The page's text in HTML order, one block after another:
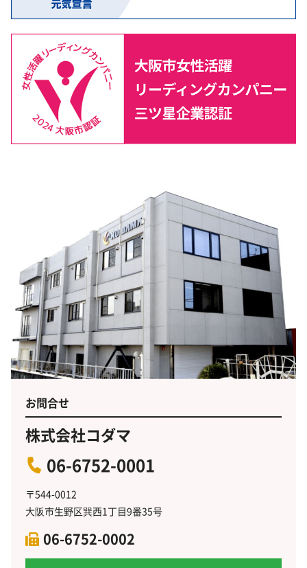
お問合せ
株式会社コダマ
06-6752-0001
〒544-0012
大阪市生野区巽西1丁目9番35号
06-6752-0002